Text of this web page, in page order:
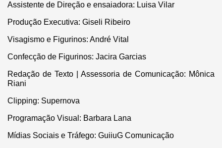
Assistente de Direção e ensaiadora: Luisa Vilar
Produção Executiva: Giseli Ribeiro
Visagismo e Figurinos: André Vital
Confecção de Figurinos: Jacira Garcias
Redação de Texto | Assessoria de Comunicação: Mônica
Riani
Clipping: Supernova
Programação Visual: Barbara Lana
Mídias Sociais e Tráfego: GuiiuG Comunicação